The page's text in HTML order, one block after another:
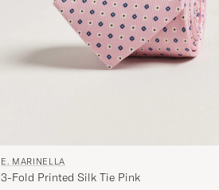
E. MARINELLA
3-Fold Printed Silk Tie Pink